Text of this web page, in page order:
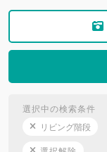
選択中の検索条件
リビング階段